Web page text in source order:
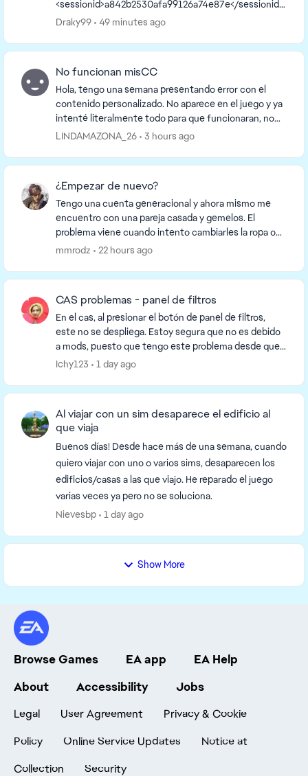
<sessionid>a842b2530afa99126a74e87e</sessionid>
<type>desync</type>
<createtime>2026-08-06 16:09:38</createti...
Draky99 49 minutes ago
No funcionan misCC
Hola, tengo una semana presentando error con el
contenido personalizado. No aparece en el juego y ya
intenté literalmente todo para que funcionaran, no
uso mods por lo que no hay conflictos con eso. ...
LINDAMAZONA_26 3 hours ago
¿Empezar de nuevo?
Tengo una cuenta generacional y ahora mismo me
encuentro con una pareja casada y gemelos. El
problema viene cuando intento cambiarles la ropa o
algo, que al salir me dicen que acaban de comenzar
mmrodz 22 hours ago
CAS problemas - panel de filtros
En el cas, al presionar el botón de panel de filtros,
este no se despliega. Estoy segura que no es debido
a mods, puesto que tengo este problema desde que
Ichy123 1 day ago
Al viajar con un sim desaparece el edificio al
que viaja
Buenos días! Desde hace más de una semana, cuando
quiero viajar con uno o varios sims, desaparecen los
edificios/casas a las que viajo. He reparado el juego
varias veces ya pero no se soluciona.
Nievesbp
1 day ago
Show More
Browse Games EA app
EA Help
About
Accessibility Jobs
Legal User Agreement
Privacy & Cookie
Policy
Online Service Updates
Notice at
Collection
Security